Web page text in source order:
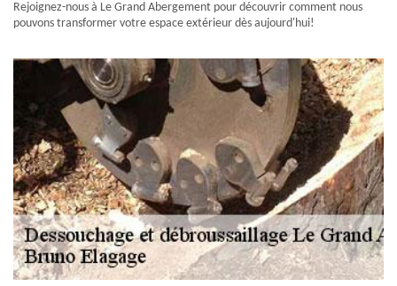
Rejoignez-nous à Le Grand Abergement pour découvrir comment nous
pouvons transformer votre espace extérieur dès aujourd'hui!